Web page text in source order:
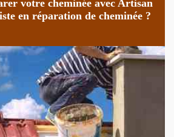
votre cheminée avec Artisan
en réparation de cheminée ?